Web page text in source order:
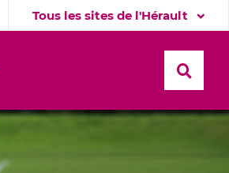
Tous les sites de l'Hérault